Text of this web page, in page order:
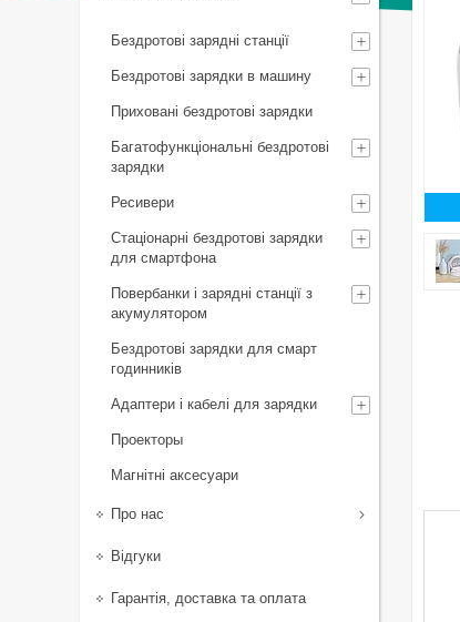
Бездротові зарядні станції
Бездротові зарядки в машину
Приховані бездротові зарядки
Багатофункціональні бездротові
зарядки
Ресивери
Стаціонарні бездротові зарядки
для смартфона
Повербанки і зарядні станції з
акумулятором
Бездротові зарядки для смарт
годинників
Адаптери і кабелі для зарядки
Проекторы
Магнітні аксесуари
Про нас
Відгуки
Гарантія, доставка та оплата